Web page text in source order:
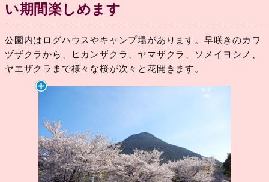
い期間楽しめます
公園内はログハウスやキャンプ場があります。早咲きのカワ
ヅザクラから、ヒカンザクラ、ヤマザクラ、ソメイヨシノ、
ヤエザクラまで様々な桜が次々と花開きます。